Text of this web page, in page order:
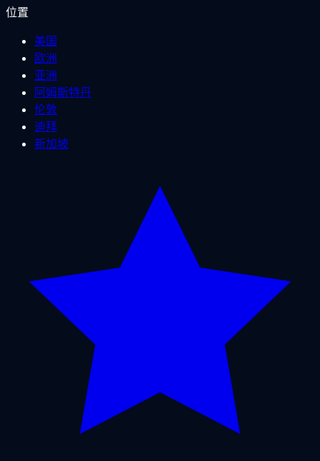
位置
美国
欧洲
亚洲
阿姆斯特丹
伦敦
迪拜
新加坡